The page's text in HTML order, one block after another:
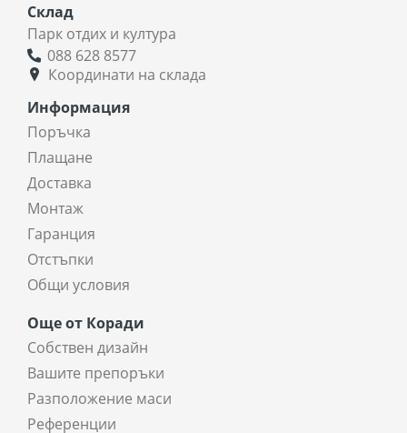
Склад
Парк отдих и култура
088 628 8577
Координати на склада
Информация
Поръчка
Плащане
Доставка
Монтаж
Гаранция
Отстъпки
Общи условия
Още от Коради
Собствен дизайн
Вашите препоръки
Разположение маси
Референции